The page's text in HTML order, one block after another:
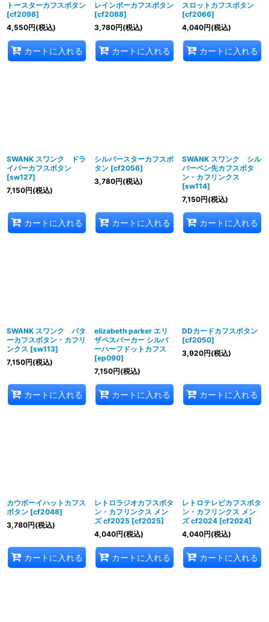
トースターカフスボタン
[cf2098]
4,550円(税込)
カートに入れる
レインボーカフスボタン
[cf2088]
3,780円(税込)
カートに入れる
スロットカフスボタン
[cf2066]
4,040円(税込)
カートに入れる
SWANK スワンク ドラ
イバーカフスボタン
[sw127]
7,150円(税込)
カートに入れる
シルバースターカフスボ
タン [cf2056]
3,780円(税込)
カートに入れる
SWANK スワンク シル
バーペン先カフスボタ
ン・カフリンクス
[sw114]
7,150円(税込)
カートに入れる
SWANK スワンク パタ
ーカフスボタン・カフリ
ンクス [sw113]
7,150円(税込)
カートに入れる
elizabeth parker エリ
ザベスパーカー シルバ
ーハーフドットカフス
[ep090]
7,150円(税込)
カートに入れる
DDカードカフスボタン
[cf2050]
3,920円(税込)
カートに入れる
カウボーイハットカフス
ボタン [cf2048]
3,780円(税込)
カートに入れる
レトロラジオカフスボタ
ン・カフリンクス メン
ズ cf2025 [cf2025]
4,040円(税込)
カートに入れる
レトロテレビカフスボタ
ン・カフリンクス メン
ズ cf2024 [cf2024]
4,040円(税込)
カートに入れる